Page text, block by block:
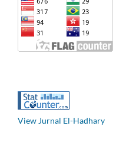
View Jurnal El-Hadhary